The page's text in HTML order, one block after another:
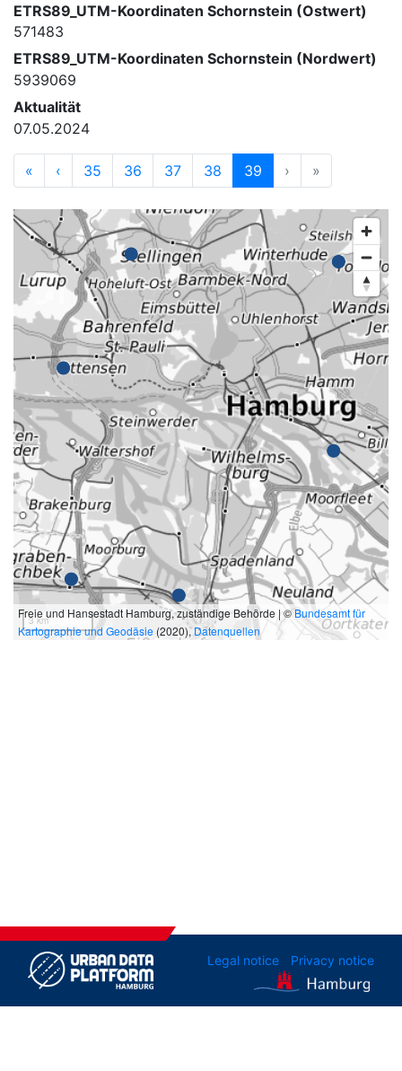
ETRS89_UTM-Koordinaten Schornstein (Ostwert)
571483
ETRS89_UTM-Koordinaten Schornstein (Nordwert)
5939069
Aktualität
07.05.2024
« ‹ 35 36 37 38 39 › »
3 km
Freie und Hansestadt Hamburg, zuständige Behörde | ©Bundesamt für
Kartographie und Geodäsie (2020),Datenquellen
Legal notice Privacy notice